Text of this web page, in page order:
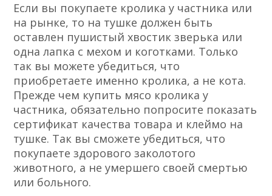
Если вы покупаете кролика у частника или
на рынке, то на тушке должен быть
оставлен пушистый хвостик зверька или
одна лапка с мехом и коготками. Только
так вы можете убедиться, что
приобретаете именно кролика, а не кота.
Прежде чем купить мясо кролика у
частника, обязательно попросите показать
сертификат качества товара и клеймо на
тушке. Так вы сможете убедиться, что
покупаете здорового заколотого
животного, а не умершего своей смертью
или больного.